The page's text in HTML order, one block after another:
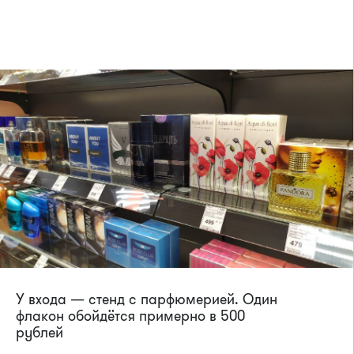
У входа — стенд с парфюмерией. Один
флакон обойдётся примерно в 500
рублей